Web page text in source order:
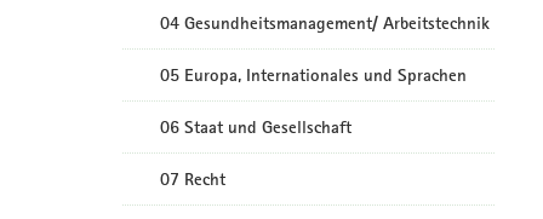
04 Gesundheitsmanagement/ Arbeitstechnik
05 Europa, Internationales und Sprachen
06 Staat und Gesellschaft
07 Recht